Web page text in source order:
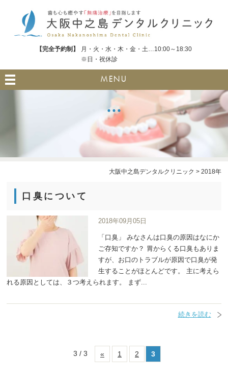
【完全予約制】
月・火・水・木・金・土…10:00～18:30
※日・祝休診
MENU
大阪中之島デンタルクリニック > 2018年
口臭について
2018年09月05日
「口臭」 みなさんは口臭の原因はなにか
ご存知ですか？ 胃からくる口臭もありま
すが、お口のトラブルが原因で口臭が発
生することがほとんどです。 主に考えら
れる原因としては、３つ考えられます。 まず...
続きを読む
3 / 3 « 1 2 3